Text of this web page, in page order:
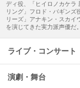
ディ役、「ヒイロノカケラ
リング」フロド・バギンズ
リーズ」アナキン・スカイ
を演じてきた実力派声優だ。
ライブ・コンサート
演劇・舞台